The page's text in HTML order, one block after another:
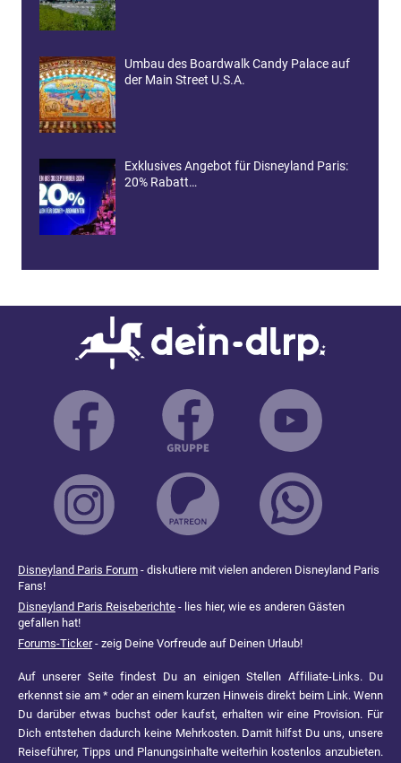
Umbau des Boardwalk Candy Palace auf
der Main Street U.S.A.
Exklusives Angebot für Disneyland Paris:
20% Rabatt…
Disneyland Paris Forum - diskutiere mit vielen anderen Disneyland Paris
Fans!
Disneyland Paris Reiseberichte - lies hier, wie es anderen Gästen
gefallen hat!
Forums-Ticker- zeig Deine Vorfreude auf Deinen Urlaub!
Auf unserer Seite findest Du an einigen Stellen Affiliate-Links. Du
erkennst sie am * oder an einem kurzen Hinweis direkt beim Link. Wenn
Du darüber etwas buchst oder kaufst, erhalten wir eine Provision. Für
Dich entstehen dadurch keine Mehrkosten. Damit hilfst Du uns, unsere
Reiseführer, Tipps und Planungsinhalte weiterhin kostenlos anzubieten.